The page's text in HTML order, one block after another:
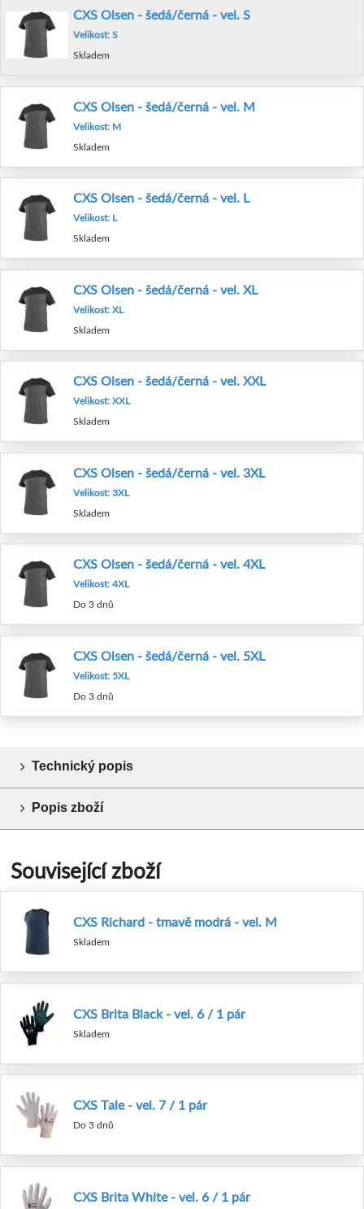
CXS Olsen - šedá/černá - vel. S
Velikost: S
Skladem
CXS Olsen - šedá/černá - vel. M
Velikost: M
Skladem
CXS Olsen - šedá/černá - vel. L
Velikost: L
Skladem
CXS Olsen - šedá/černá - vel. XL
Velikost: XL
Skladem
CXS Olsen - šedá/černá - vel. XXL
Velikost: XXL
Skladem
CXS Olsen - šedá/černá - vel. 3XL
Velikost: 3XL
Skladem
CXS Olsen - šedá/černá - vel. 4XL
Velikost: 4XL
Do 3 dnů
CXS Olsen - šedá/černá - vel. 5XL
Velikost: 5XL
Do 3 dnů
Technický popis
Popis zboží
Související zboží
CXS Richard - tmavě modrá - vel. M
Skladem
CXS Brita Black - vel. 6 / 1 pár
Skladem
CXS Tale - vel. 7 / 1 pár
Do 3 dnů
CXS Brita White - vel. 6 / 1 pár